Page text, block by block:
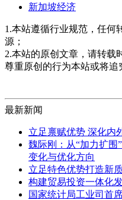
新加坡经济
1.本站遵循行业规范，任何
源；
2.本站的原创文章，请转载
尊重原创的行为本站或将追
最新新闻
立足禀赋优势 深化内
魏际刚：从“加力扩围
变化与优化方向
立足特色优势打造新
构建贸易投资一体化
国家统计局工业司首